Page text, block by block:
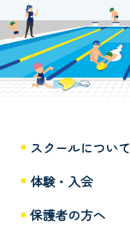
スクールについて
体験・入会
保護者の方へ